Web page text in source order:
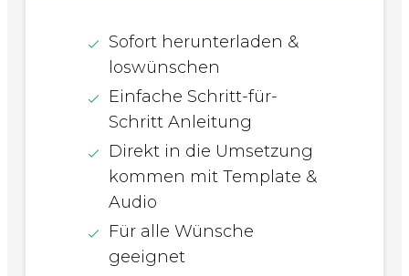
Sofort herunterladen &
loswünschen
Einfache Schritt-für-
Schritt Anleitung
Direkt in die Umsetzung
kommen mit Template &
Audio
Für alle Wünsche
geeignet